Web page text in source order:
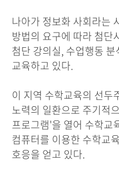
나아가 정보화 사회라는
방법의 요구에 따라 첨단
첨단 강의실, 수업행동
교육하고 있다.
이 지역 수학교육의 선두
노력의 일환으로 주기적
프로그램'을 열어 수학교
컴퓨터를 이용한 수학교
호응을 얻고 있다.